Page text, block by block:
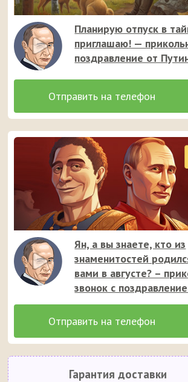
Планирую отпуск в
приглашаю! —
поздравление от
Ян, а вы знаете, кто из
знаменитостей
вами в августе? –
звонок с
Гарантия доставки